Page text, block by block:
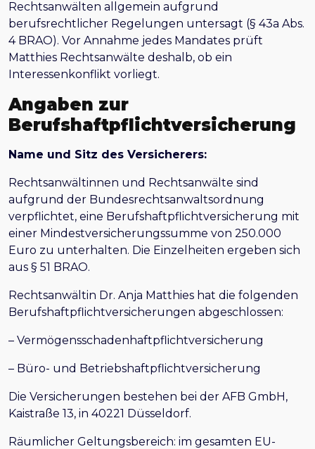
Rechtsanwälten allgemein aufgrund
berufsrechtlicher Regelungen untersagt (§ 43a Abs.
4 BRAO). Vor Annahme jedes Mandates prüft
Matthies Rechtsanwälte deshalb, ob ein
Interessenkonflikt vorliegt.
Angaben zur
Berufshaftpflichtversicherung
Name und Sitz des Versicherers:
Rechtsanwältinnen und Rechtsanwälte sind
aufgrund der Bundesrechtsanwaltsordnung
verpflichtet, eine Berufshaftpflichtversicherung mit
einer Mindestversicherungssumme von 250.000
Euro zu unterhalten. Die Einzelheiten ergeben sich
aus § 51 BRAO.
Rechtsanwältin Dr. Anja Matthies hat die folgenden
Berufshaftpflichtversicherungen abgeschlossen:
– Vermögensschadenhaftpflichtversicherung
– Büro- und Betriebshaftpflichtversicherung
Die Versicherungen bestehen bei der AFB GmbH,
Kaistraße 13, in 40221 Düsseldorf.
Räumlicher Geltungsbereich: im gesamten EU-